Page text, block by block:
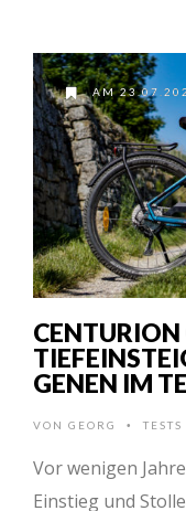
AM
GENEN IM
VON GEORG • TESTS
Vor wenigen
Einstieg und